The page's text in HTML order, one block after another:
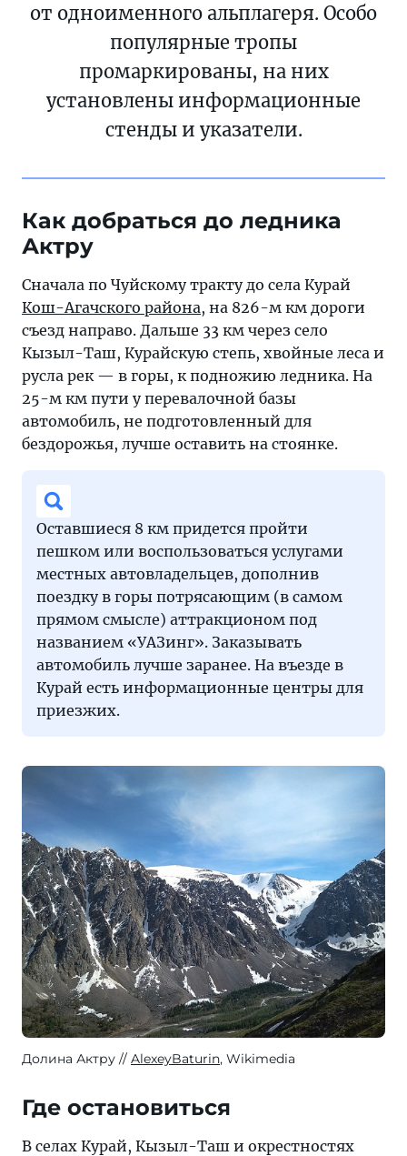
от одноименного альплагеря. Особо
популярные тропы
промаркированы, на них
установлены информационные
стенды и указатели.
Как добраться до ледника
Актру
Сначала по Чуйскому тракту до села Курай
Кош-Агачского района, на 826-м км дороги
съезд направо. Дальше 33 км через село
Кызыл-Таш, Курайскую степь, хвойные леса и
русла рек — в горы, к подножию ледника. На
25-м км пути у перевалочной базы
автомобиль, не подготовленный для
бездорожья, лучше оставить на стоянке.
Оставшиеся 8 км придется пройти
пешком или воспользоваться услугами
местных автовладельцев, дополнив
поездку в горы потрясающим (в самом
прямом смысле) аттракционом под
названием «УАЗинг». Заказывать
автомобиль лучше заранее. На въезде в
Курай есть информационные центры для
приезжих.
Долина Актру AlexeyBaturin, Wikimedia
Где остановиться
В селах Курай, Кызыл-Таш и окрестностях